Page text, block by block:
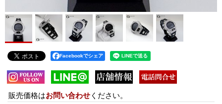
Facebookでシェア
販売価格はお問い合わせ ください。